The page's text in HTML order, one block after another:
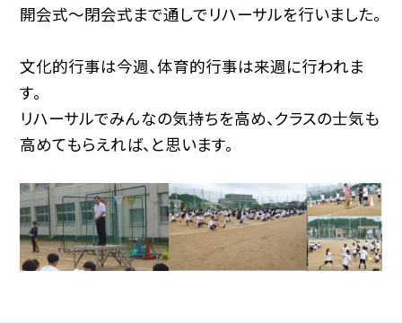
開会式～閉会式まで通しでリハーサルを行いました。
文化的行事は今週、体育的行事は来週に行われま
す。
リハーサルでみんなの気持ちを高め、クラスの士気も
高めてもらえれば、と思います。